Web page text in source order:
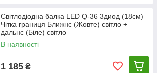
Світлодіодна балка LED Q-36 3диод (18см)
Чітка границя Ближнє (Жовте) світло +
дальнє (Біле) світло
В наявності
1 185 ₴